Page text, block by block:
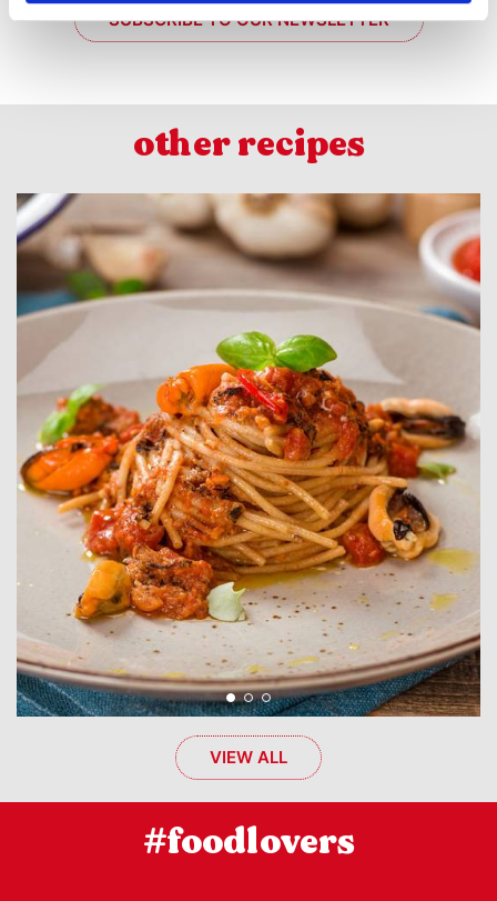
SUBSCRIBE TO OUR NEWSLETTER
other recipes
VIEW ALL
#foodlovers